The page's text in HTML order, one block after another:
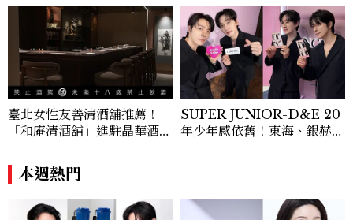
臺北女性友善清酒舖推薦！
「和庵清酒舖」進駐晶華酒
180元起輕鬆微醺
SUPER JUNIOR-D&E 20
年少年感依舊！東海、銀赫公
本週熱門